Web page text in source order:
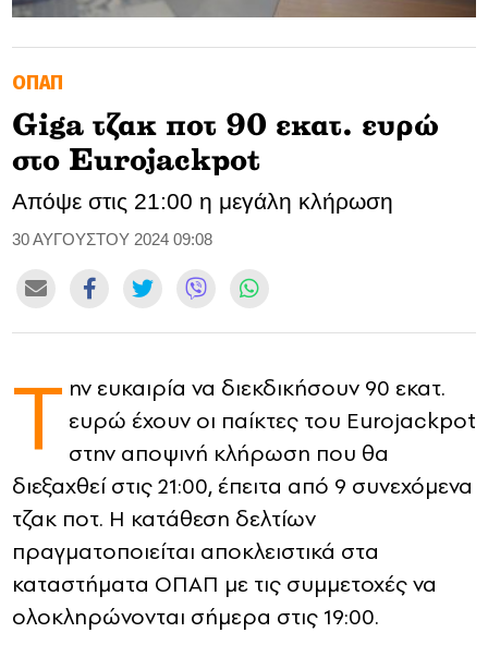
SOOZIE’S FRIENDS
CULTURE
TASTELAND
TECH
HEALTH
MEDIALAND
DRIVE
SPORTS
DIA Y NOCHE
CONTACT
ADVERTISE
ΟΠΑΠ
Giga τζακ ποτ 90 εκατ. ευρώ
στο Eurojackpot
Απόψε στις 21:00 η μεγάλη κλήρωση
30 ΑΥΓΟΥΣΤΟΥ 2024 09:08
Τ ην ευκαιρία να διεκδικήσουν 90 εκατ.
ευρώ έχουν οι παίκτες του Eurojackpot
στην αποψινή κλήρωση που θα
διεξαχθεί στις 21:00, έπειτα από 9 συνεχόμενα
τζακ ποτ. Η κατάθεση δελτίων
πραγματοποιείται αποκλειστικά στα
καταστήματα ΟΠΑΠ με τις συμμετοχές να
ολοκληρώνονται σήμερα στις 19:00.